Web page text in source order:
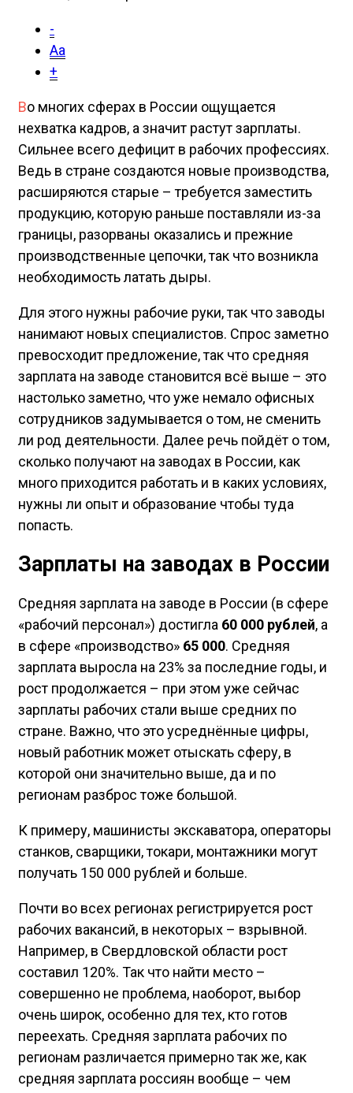
-
Aa
+
Во многих сферах в России ощущается
нехватка кадров, а значит растут зарплаты.
Сильнее всего дефицит в рабочих профессиях.
Ведь в стране создаются новые производства,
расширяются старые – требуется заместить
продукцию, которую раньше поставляли из-за
границы, разорваны оказались и прежние
производственные цепочки, так что возникла
необходимость латать дыры.
Для этого нужны рабочие руки, так что заводы
нанимают новых специалистов. Спрос заметно
превосходит предложение, так что средняя
зарплата на заводе становится всё выше – это
настолько заметно, что уже немало офисных
сотрудников задумывается о том, не сменить
ли род деятельности. Далее речь пойдёт о том,
сколько получают на заводах в России, как
много приходится работать и в каких условиях,
нужны ли опыт и образование чтобы туда
попасть.
Зарплаты на заводах в России
Средняя зарплата на заводе в России (в сфере
«рабочий персонал») достигла 60 000 рублей, а
в сфере «производство» 65 000. Средняя
зарплата выросла на 23% за последние годы, и
рост продолжается – при этом уже сейчас
зарплаты рабочих стали выше средних по
стране. Важно, что это усреднённые цифры,
новый работник может отыскать сферу, в
которой они значительно выше, да и по
регионам разброс тоже большой.
К примеру, машинисты экскаватора, операторы
станков, сварщики, токари, монтажники могут
получать 150 000 рублей и больше.
Почти во всех регионах регистрируется рост
рабочих вакансий, в некоторых – взрывной.
Например, в Свердловской области рост
составил 120%. Так что найти место –
совершенно не проблема, наоборот, выбор
очень широк, особенно для тех, кто готов
переехать. Средняя зарплата рабочих по
регионам различается примерно так же, как
средняя зарплата россиян вообще – чем